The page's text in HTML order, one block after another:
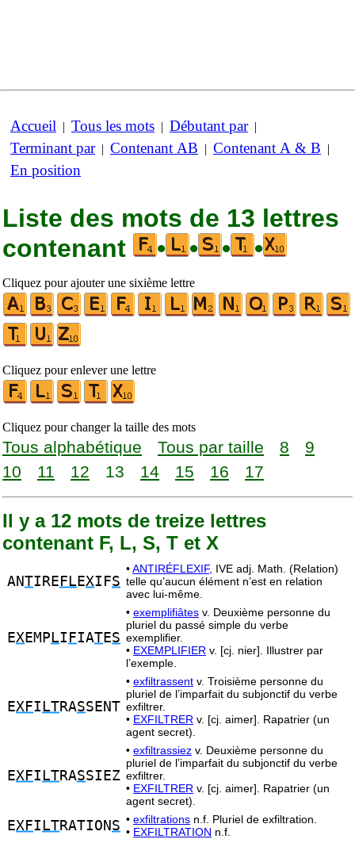
Accueil | Tous les mots | Débutant par|
Terminant par| Contenant AB | Contenant A & B |
En position
Liste des mots de 13 lettres
contenant
• • • •
Cliquez pour ajouter une sixième lettre
Cliquez pour enlever une lettre
Cliquez pour changer la taille des mots
Tous alphabétique Tous par taille 8
9
10
11 12 13 14 15 16 17
Il y a 12 mots de treize lettres
contenant F, L, S, T et X
ANTIRE FL EXIFS
•ANTIRÉFLEXIF, IVE adj. Math. (Relation)
telle qu’aucun élément n’est en relation
avec lui-même.
EXEMP LI FIATES
• exemplifiâtes v. Deuxième personne du
pluriel du passé simple du verbe
exemplifier.
• EXEMPLIFIER v. [cj. nier]. Illustrer par
l’exemple.
EXFI LTRASSENT
• exfiltrassent v. Troisième personne du
pluriel de l’imparfait du subjonctif du verbe
exfiltrer.
• EXFILTRER v. [cj. aimer]. Rapatrier (un
agent secret).
EXFI LTRASSIEZ
• exfiltrassiez v. Deuxième personne du
pluriel de l’imparfait du subjonctif du verbe
exfiltrer.
• EXFILTRER v. [cj. aimer]. Rapatrier (un
agent secret).
EXFI LTRATION S • exfiltrations n.f. Pluriel de exfiltration.
• EXFILTRATION n.f.